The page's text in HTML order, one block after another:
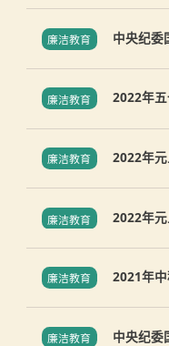
廉洁教育
中央纪委
廉洁教育
2022年
廉洁教育
2022年
廉洁教育
2022年
廉洁教育
2021年
廉洁教育
中央纪委